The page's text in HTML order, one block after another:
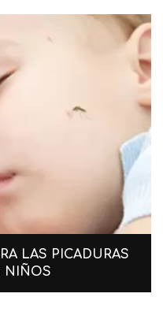
LAS PICADURAS
NIÑOS